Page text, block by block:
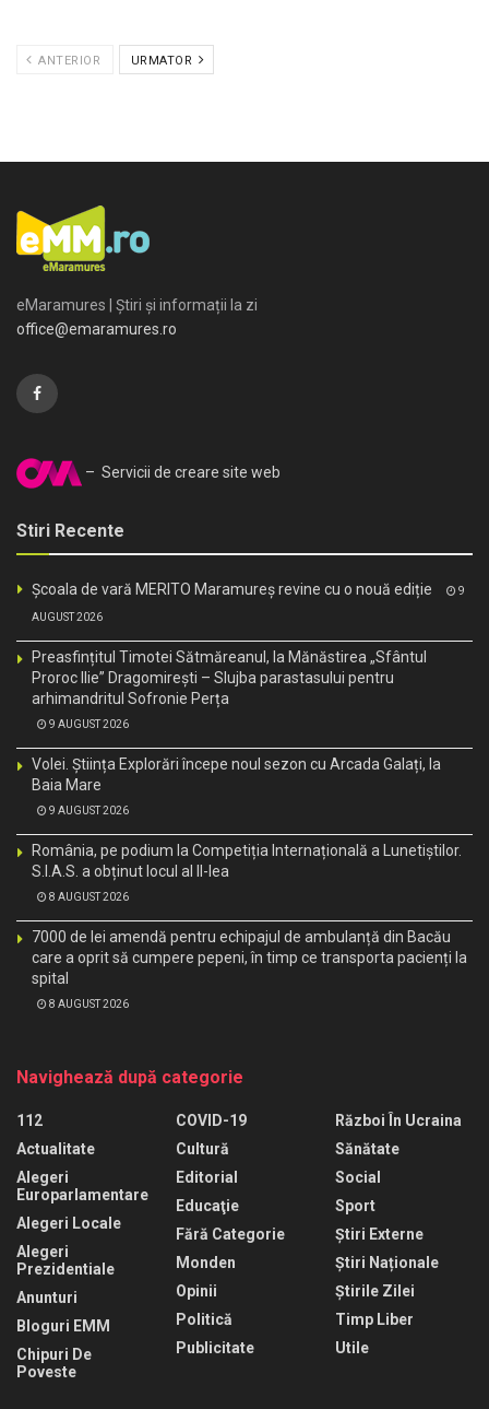
ANTERIOR URMATOR
eMaramures | Știri și informații la zi
office@emaramures.ro
– Servicii de creare site web
Stiri Recente
Școala de vară MERITO Maramureș revine cu o nouă ediție 9
AUGUST 2026
Preasfințitul Timotei Sătmăreanul, la Mănăstirea „Sfântul
Proroc Ilie” Dragomirești – Slujba parastasului pentru
arhimandritul Sofronie Perța
9 AUGUST 2026
Volei. Știința Explorări începe noul sezon cu Arcada Galați, la
Baia Mare
9 AUGUST 2026
România, pe podium la Competiția Internațională a Lunetiștilor.
S.I.A.S. a obținut locul al II-lea
8 AUGUST 2026
7000 de lei amendă pentru echipajul de ambulanță din Bacău
care a oprit să cumpere pepeni, în timp ce transporta pacienți la
spital
8 AUGUST 2026
Navighează după categorie
112
Actualitate
Alegeri
Europarlamentare
Alegeri Locale
Alegeri
Prezidentiale
Anunturi
Bloguri EMM
Chipuri De
Poveste
COVID-19
Cultură
Editorial
Educaţie
Fără Categorie
Monden
Opinii
Politică
Publicitate
Război În Ucraina
Sănătate
Social
Sport
Știri Externe
Știri Naționale
Știrile Zilei
Timp Liber
Utile